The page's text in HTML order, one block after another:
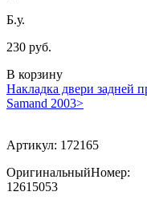
Б.у.
230 руб.
В корзину
Накладка двери задней
Samand 2003>
Артикул: 172165
ОригинальныйНомер:
12615053